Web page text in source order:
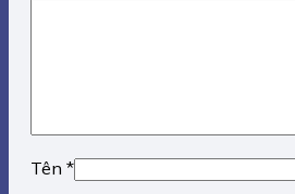
Tên *